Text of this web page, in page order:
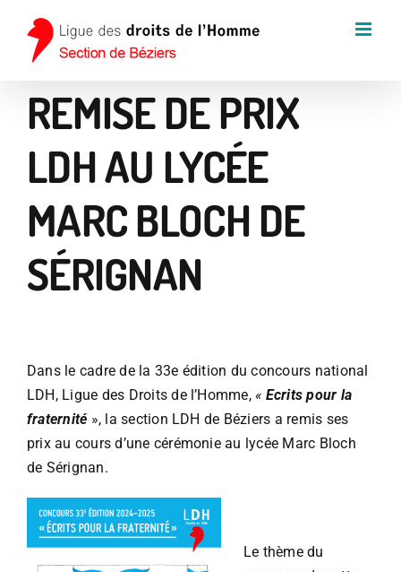
contenu
REMISE DE PRIX
LDH AU LYCÉE
MARC BLOCH DE
SÉRIGNAN
Dans le cadre de la 33e édition du concours national
LDH, Ligue des Droits de l’Homme,« Ecrits pour la
fraternité », la section LDH de Béziers a remis ses
prix au cours d’une cérémonie au lycée Marc Bloch
de Sérignan.
Le thème du